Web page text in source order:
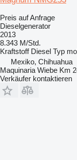
Preis auf Anfrage
Dieselgenerator
2013
8.343 M/Std.
Kraftstoff Diesel Typ
Mexiko, Chihuahua
Maquinaria Wiebe Km
Verkäufer kontaktieren